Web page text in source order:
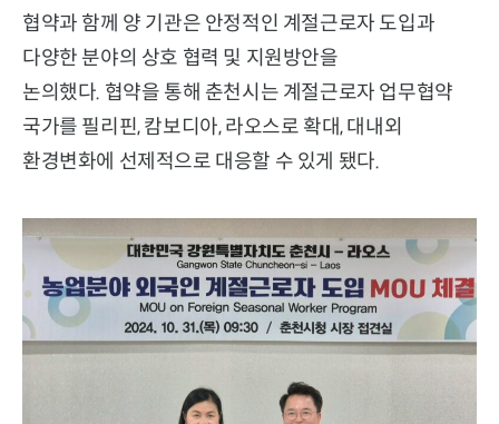
협약과 함께 양 기관은 안정적인 계절근로자 도입과
다양한 분야의 상호 협력 및 지원방안을
논의했다. 협약을 통해 춘천시는 계절근로자 업무협약
국가를 필리핀, 캄보디아, 라오스로 확대, 대내외
환경변화에 선제적으로 대응할 수 있게 됐다.